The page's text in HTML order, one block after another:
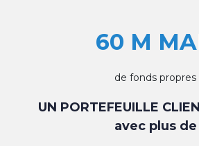
60 M
de fonds propres
UN PORTEFEUILLE
avec plus de